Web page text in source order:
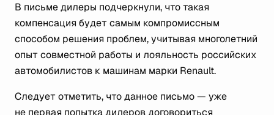
В письме дилеры подчеркнули, что такая
компенсация будет самым компромиссным
способом решения проблем, учитывая многолетний
опыт совместной работы и лояльность российских
автомобилистов к машинам марки Renault.
Следует отметить, что данное письмо — уже
не первая попытка дилеров договориться